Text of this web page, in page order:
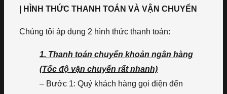
| HÌNH THỨC THANH TOÁN VÀ VẬN CHUYỂN
Chúng tôi áp dụng 2 hình thức thanh toán:
1. Thanh toán chuyển khoản ngân hàng
(Tốc độ vận chuyển rất nhanh)
– Bước 1: Quý khách hàng gọi điện đến